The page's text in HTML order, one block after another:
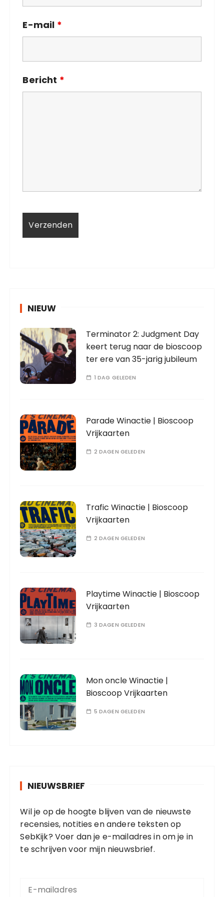
E-mail *
Bericht *
NIEUW
Terminator 2: Judgment Day
keert terug naar de bioscoop
ter ere van 35-jarig jubileum
1 DAG GELEDEN
Parade Winactie | Bioscoop
Vrijkaarten
2 DAGEN GELEDEN
Trafic Winactie | Bioscoop
Vrijkaarten
2 DAGEN GELEDEN
Playtime Winactie | Bioscoop
Vrijkaarten
3 DAGEN GELEDEN
Mon oncle Winactie |
Bioscoop Vrijkaarten
5 DAGEN GELEDEN
NIEUWSBRIEF
Wil je op de hoogte blijven van de nieuwste
recensies, notities en andere teksten op
SebKijk? Voer dan je e-mailadres in om je in
te schrijven voor mijn nieuwsbrief.